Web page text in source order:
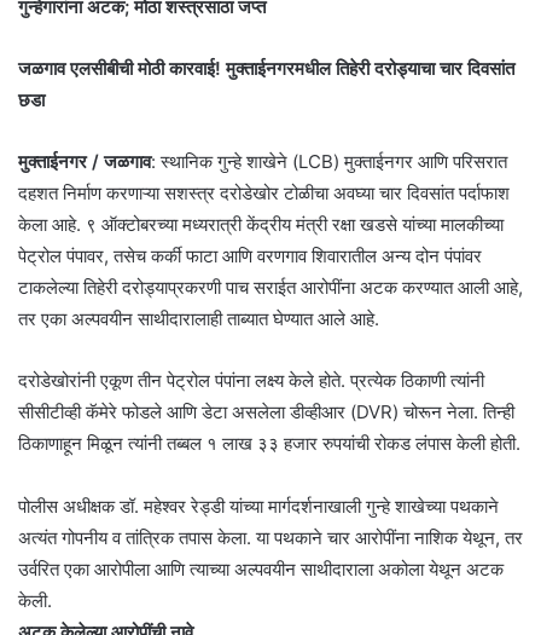
गुन्हेगारांना अटक; मोठा शस्त्रसाठा जप्त
जळगाव एलसीबीची मोठी कारवाई! मुक्ताईनगरमधील तिहेरी दरोड्याचा चार दिवसांत
छडा
​मुक्ताईनगर / जळगाव: स्थानिक गुन्हे शाखेने (LCB) मुक्ताईनगर आणि परिसरात
दहशत निर्माण करणाऱ्या सशस्त्र दरोडेखोर टोळीचा अवघ्या चार दिवसांत पर्दाफाश
केला आहे. ९ ऑक्टोबरच्या मध्यरात्री केंद्रीय मंत्री रक्षा खडसे यांच्या मालकीच्या
पेट्रोल पंपावर, तसेच कर्की फाटा आणि वरणगाव शिवारातील अन्य दोन पंपांवर
टाकलेल्या तिहेरी दरोड्याप्रकरणी पाच सराईत आरोपींना अटक करण्यात आली आहे,
तर एका अल्पवयीन साथीदारालाही ताब्यात घेण्यात आले आहे.
​दरोडेखोरांनी एकूण तीन पेट्रोल पंपांना लक्ष्य केले होते. प्रत्येक ठिकाणी त्यांनी
सीसीटीव्ही कॅमेरे फोडले आणि डेटा असलेला डीव्हीआर (DVR) चोरून नेला. तिन्ही
ठिकाणाहून मिळून त्यांनी तब्बल १ लाख ३३ हजार रुपयांची रोकड लंपास केली होती.
​पोलीस अधीक्षक डॉ. महेश्वर रेड्डी यांच्या मार्गदर्शनाखाली गुन्हे शाखेच्या पथकाने
अत्यंत गोपनीय व तांत्रिक तपास केला. या पथकाने चार आरोपींना नाशिक येथून, तर
उर्वरित एका आरोपीला आणि त्याच्या अल्पवयीन साथीदाराला अकोला येथून अटक
केली.